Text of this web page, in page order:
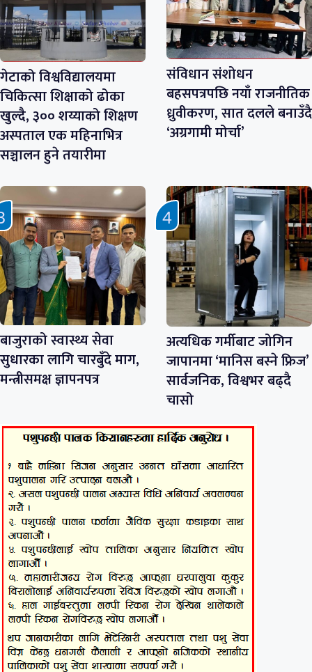
गेटाको विश्वविद्यालयमा
चिकित्सा शिक्षाको ढोका
खुल्दै, ३०० शय्याको शिक्षण
अस्पताल एक महिनाभित्र
सञ्चालन हुने तयारीमा
संविधान संशोधन
बहसपत्रपछि नयाँ राजनीतिक
ध्रुवीकरण, सात दलले बनाउँदै
‘अग्रगामी मोर्चा’
बाजुराको स्वास्थ्य सेवा
सुधारका लागि चारबुँदे माग,
मन्त्रीसमक्ष ज्ञापनपत्र
अत्यधिक गर्मीबाट जोगिन
जापानमा ‘मानिस बस्ने फ्रिज’
सार्वजनिक, विश्वभर बढ्दै
चासो